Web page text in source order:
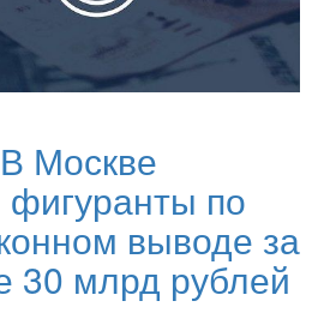
В Москве
по
выводе за
30 млрд рублей